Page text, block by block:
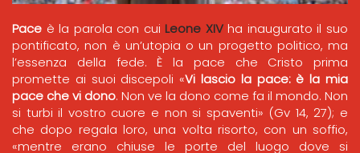
Pace è la parola con cui Leone XIVha inaugurato il suo
pontificato, non è un’utopia o un progetto politico, ma
l’essenza della fede. È la pace che Cristo prima
promette ai suoi discepoli «Vi lascio la pace: è la mia
pace che vi dono. Non ve la dono come fa il mondo. Non
si turbi il vostro cuore e non si spaventi» (Gv 14, 27); e
che dopo regala loro, una volta risorto, con un soffio,
«mentre erano chiuse le porte del luogo dove si